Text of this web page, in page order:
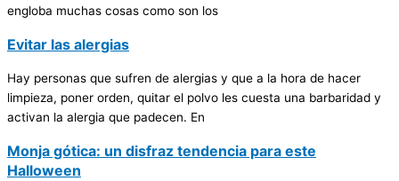
engloba muchas cosas como son los
Evitar las alergias
Hay personas que sufren de alergias y que a la hora de hacer
limpieza, poner orden, quitar el polvo les cuesta una barbaridad y
activan la alergia que padecen. En
Monja gótica: un disfraz tendencia para este
Halloween